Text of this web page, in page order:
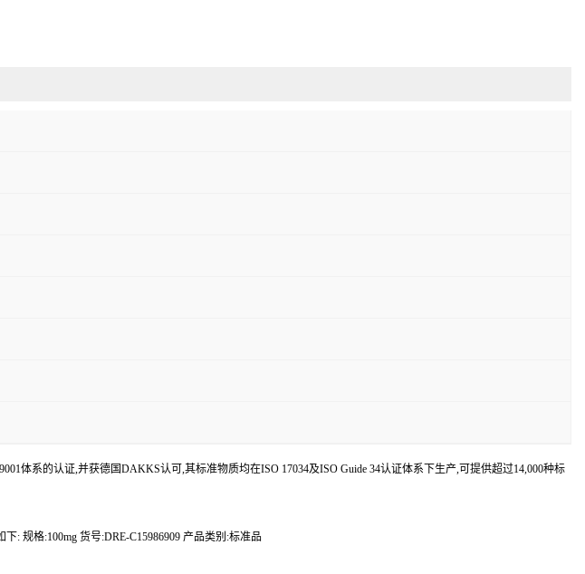
体系的认证,并获德国DAKKS认可,其标准物质均在ISO 17034及ISO Guide 34认证体系下生产,可提供超过14,000种标
: 规格:100mg 货号:DRE-C15986909 产品类别:标准品